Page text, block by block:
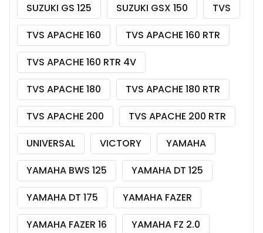
SUZUKI GS 125
SUZUKI GSX 150
TVS
TVS APACHE 160
TVS APACHE 160 RTR
TVS APACHE 160 RTR 4V
TVS APACHE 180
TVS APACHE 180 RTR
TVS APACHE 200
TVS APACHE 200 RTR
UNIVERSAL
VICTORY
YAMAHA
YAMAHA BWS 125
YAMAHA DT 125
YAMAHA DT 175
YAMAHA FAZER
YAMAHA FAZER 16
YAMAHA FZ 2.0